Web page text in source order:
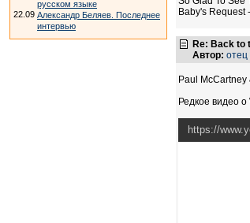
русском языке
22.09 Александр Беляев. Последнее
интервью
Baby's Request
Re: Back to
Автор: отец
Paul
Редкое видео о
https://